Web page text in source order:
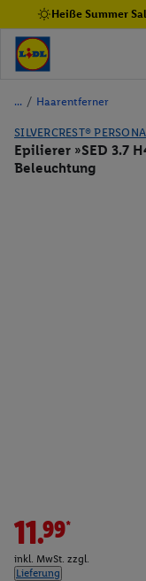
Heiße Summer
/ Haarentferner
SILVERCREST®
Epilierer »SED 3.7
Beleuchtung
11.99*
inkl. MwSt. zzgl.
Lieferung